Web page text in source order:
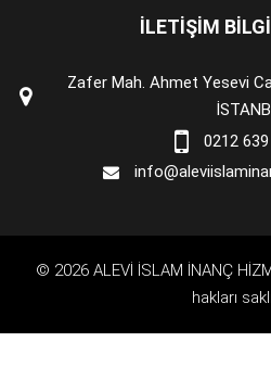
İLETİŞİM
Zafer Mah. Ahmet Yesevi
0212
© 2026 ALEVİ İSLAM İNANÇ
hakları